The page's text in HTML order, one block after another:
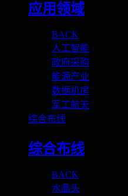
应用领域
BACK
人工智能
政府采购
能源产业
数据机房
军工航天
综合布线
综合布线
BACK
水晶头